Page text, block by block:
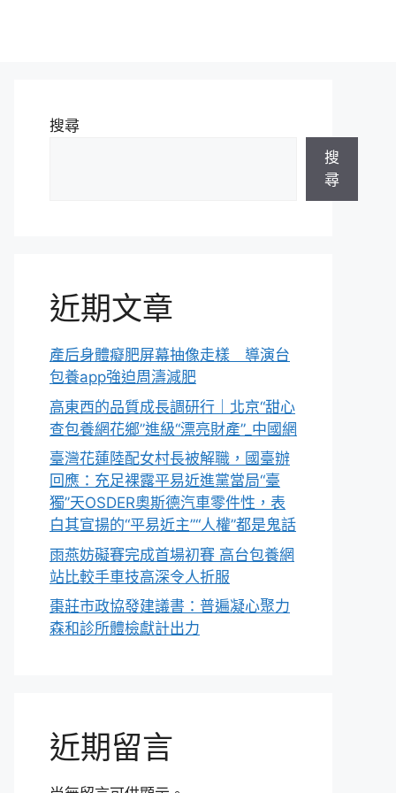
搜尋
搜
尋
近期文章
產后身體癡肥屏幕抽像走樣 導演台
包養app強迫周濤減肥
高東西的品質成長調研行｜北京“甜心
查包養網花鄉”進級“漂亮財產”_中國網
臺灣花蓮陸配女村長被解職，國臺辦
回應：充足裸露平易近進黨當局“臺
獨”天OSDER奧斯德汽車零件性，表
白其宣揚的“平易近主”“人權”都是鬼話
雨燕妨礙賽完成首場初賽 高台包養網
站比較手車技高深令人折服
棗莊市政協發建議書：普遍凝心聚力
森和診所體檢獻計出力
近期留言